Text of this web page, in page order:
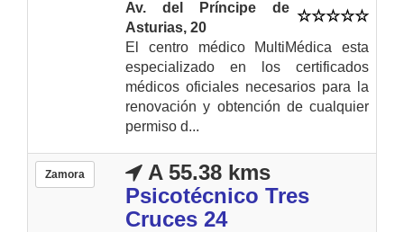
Av. del Príncipe de
Asturias, 20
El centro médico MultiMédica esta
especializado en los certificados
médicos oficiales necesarios para la
renovación y obtención de cualquier
permiso d...
Zamora
A 55.38 kms
Psicotécnico Tres
Cruces 24